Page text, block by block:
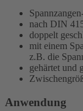
nach DIN
doppelt
mit einem
z.B. die
gehärtet und
Anwendung